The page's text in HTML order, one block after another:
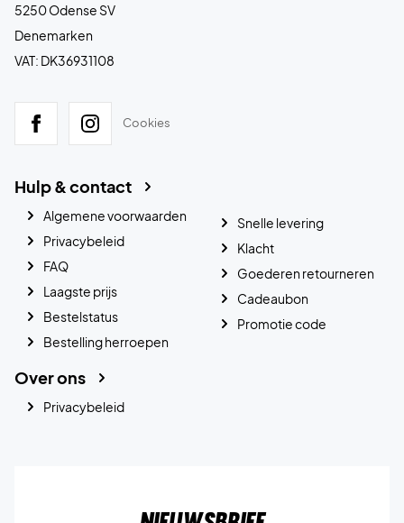
5250 Odense SV
Denemarken
VAT: DK36931108
Cookies
Hulp & contact
Algemene voorwaarden
Privacybeleid
FAQ
Laagste prijs
Bestelstatus
Bestelling herroepen
Snelle levering
Klacht
Goederen retourneren
Cadeaubon
Promotie code
Over ons
Privacybeleid